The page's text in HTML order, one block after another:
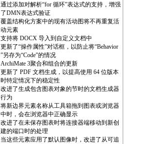
通过添加对解析“for 循环”表达式的支持，增强
了DMN表达式验证
覆盖结构化方案中的现有活动图将不再重复活
动元素
支持将 DOCX 导入到自定义文档中
更新了“操作属性”对话框，以防止将“Behavior
”另存为“Code”的情况
ArchiMate 3聚合和组合的更新
更新了 PDF 文档生成，以提高使用 64 位版本
时特定情况下的稳定性
改进了生成包含图表对象的节时的文档生成器
行为
将新边界元素名称从工具箱拖到图表或浏览器
中时，会在浏览器中正确显示
改进了在未保存图表时将连接器端移动到新创
建的端口时的处理
当这些元素应用了默认图像时，改进了从可追